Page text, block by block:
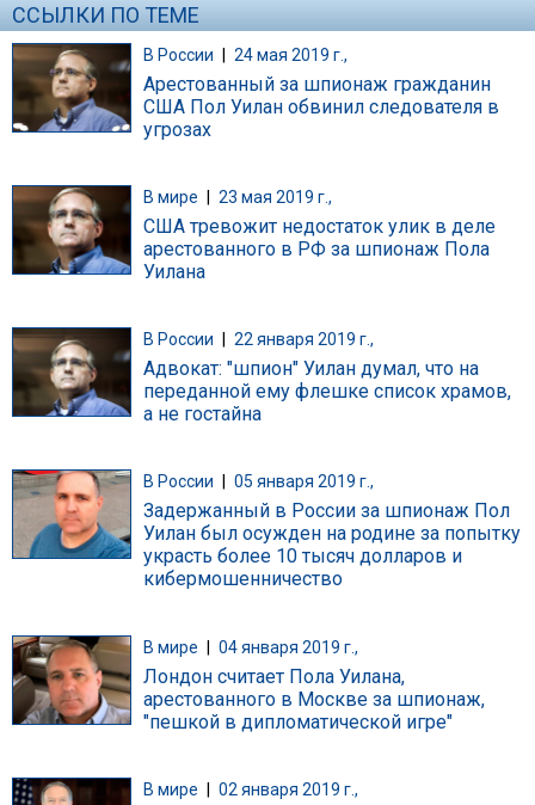
ССЫЛКИ ПО ТЕМЕ
В России | 24 мая 2019 г.,
Арестованный за шпионаж гражданин
США Пол Уилан обвинил следователя в
угрозах
В мире 23 мая 2019 г.,
США тревожит недостаток улик в деле
арестованного в РФ за шпионаж Пола
Уилана
В России 22 января 2019 г.,
Адвокат: "шпион" Уилан думал, что на
переданной ему флешке список храмов,
а не гостайна
В России 05 января 2019 г.,
Задержанный в России за шпионаж Пол
Уилан был осужден на родине за попытку
украсть более 10 тысяч долларов и
кибермошенничество
В мире | 04 января 2019 г.,
Лондон считает Пола Уилана,
арестованного в Москве за шпионаж,
"пешкой в дипломатической игре"
В мире 02 января 2019 г.,